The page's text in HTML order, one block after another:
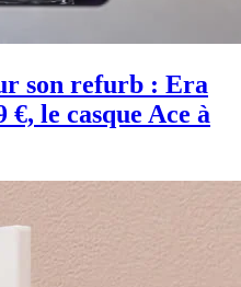
son refurb : Era
€, le casque Ace à